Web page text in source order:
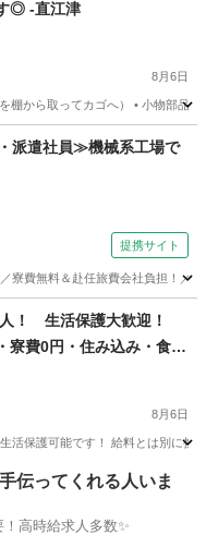
◎ -直江津
8月6日
ら取ってカゴへ） • 小物部品や
イン
派遣社員≫機械系工場で
提携サイト
寮費無料＆赴任旅費会社負担！
！ 生活保護大歓迎！
寮費0円・住み込み・食事
8月6日
活保護可能です！ 給料とは別に
護伝ってくれる人いま
/ 登録不要！高時給求人多数✨